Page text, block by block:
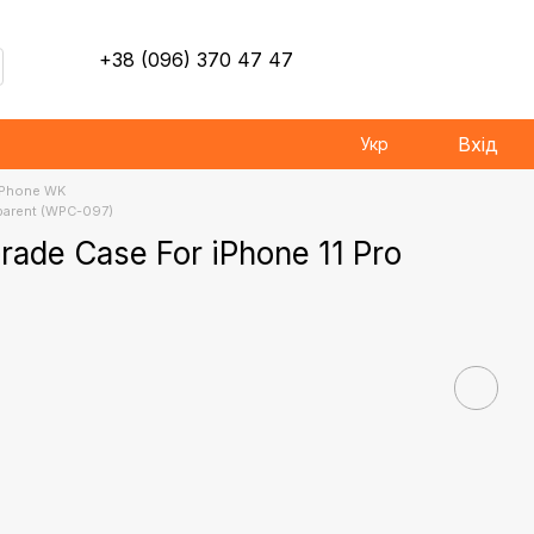
+38 (096) 370 47 47
Укр Вхід
WK
(WPC-097)
Case For iPhone 11 Pro